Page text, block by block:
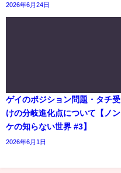
2026年6月24日
ゲイのポジション問題・タチ受
けの分岐進化点について【ノン
ケの知らない世界 #3】
2026年6月1日